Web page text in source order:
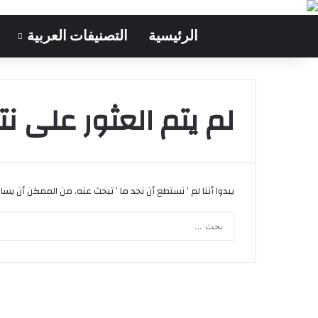
الرئيسية التصنيفات العربية
لم يتم العثور على
يبدوا أننا لم ’ نستطع أن نجد ما ’ تبحث عنه. من الممكن أن